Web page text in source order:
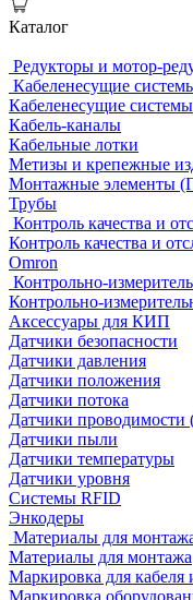
Каталог
Редукторы и мотор-
Кабеленесущие
Кабеленесущие системы
Кабель-каналы
Кабельные лотки
Метизы и крепежные
Монтажные элементы
Трубы
Контроль качества и
Контроль качества и
Omron
Контрольно-
Контрольно-
Аксессуары для КИП
Датчики безопасности
Датчики давления
Датчики положения
Датчики потока
Датчики проводимости
Датчики пыли
Датчики температуры
Датчики уровня
Системы RFID
Энкодеры
Материалы для
Материалы для монтажа
Маркировка для кабеля
Маркировка